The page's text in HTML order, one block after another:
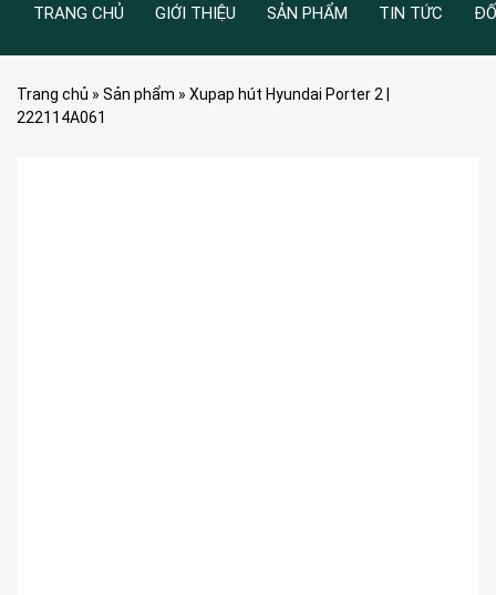
TRANG CHỦ GIỚI THIỆU SẢN PHẨM TIN TỨC
Trang chủ » Sản phẩm » Xupap hút Hyundai Porter 2 |
222114A061